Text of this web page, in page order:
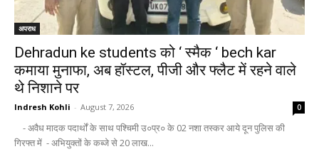
अपराध
Dehradun ke students को ‘ स्मैक ‘ bech kar
कमाया मुनाफा, अब हॉस्टल, पीजी और फ्लैट में रहने वाले
थे निशाने पर
Indresh Kohli - August 7, 2026 0
- अवैध मादक पदार्थों के साथ पश्चिमी उ०प्र० के 02 नशा तस्कर आये दून पुलिस की
गिरफ्त में - अभियुक्तों के कब्जे से 20 लाख...